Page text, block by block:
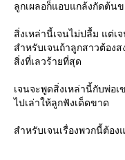
ลูกเผลอก็แอบแกล้งกัดต้น
สิ่งเหล่านี้เจนไม่ปลื้ม แต่เ
สำหรับเจนถ้าลูกสาวต้องส
สิ่งที่เลวร้ายที่สุด
เจนจะพูดสิ่งเหล่านี้กับพ่อ
ไปเล่าให้ลูกฟังเด็ดขาด
สำหรับเจนเรื่องพวกนี้ต้อ